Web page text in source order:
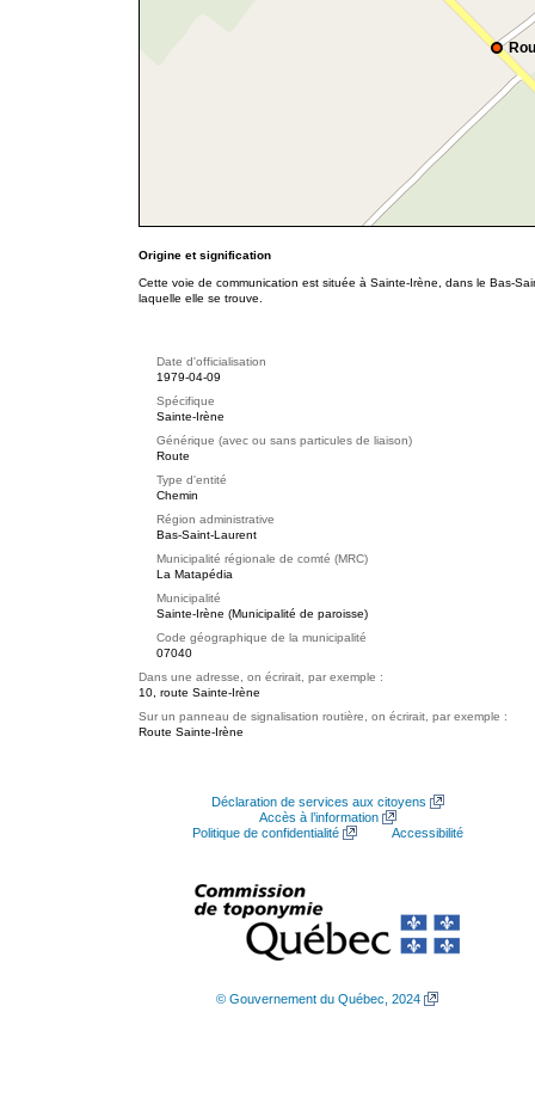
Origine et signification
Cette voie de communication est située à Sainte-Irène, dans le Bas-
laquelle elle se trouve.
Date d'officialisation
1979-04-09
Spécifique
Sainte-Irène
Générique (avec ou sans particules de liaison)
Route
Type d'entité
Chemin
Région administrative
Bas-Saint-Laurent
Municipalité régionale de comté (MRC)
La Matapédia
Municipalité
Sainte-Irène (Municipalité de paroisse)
Code géographique de la municipalité
07040
Dans une adresse, on écrirait, par exemple :
10, route Sainte-Irène
Sur un panneau de signalisation routière, on écrirait, par exemple :
Route Sainte-Irène
Déclaration de services aux citoyens
Accès à l’information
Politique de confidentialité
Accessibilité
© Gouvernement du Québec, 2024